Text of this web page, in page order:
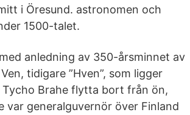
i Öresund. astronomen och
1500-talet.
anledning av 350-årsminnet av
tidigare ”Hven”, som ligger
Brahe flytta bort från ön,
var generalguvernör över Finland